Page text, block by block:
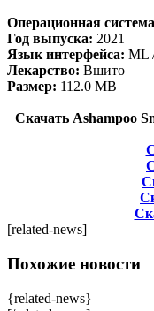
Операционная
Год выпуска: 2021
Язык интерфейса: ML
Лекарство: Вшито
Размер: 112.0 MB
Скачать Ashampoo
[related-news]
Похожие новости
{related-news}